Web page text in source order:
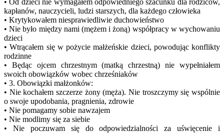
• Od dzieci nie wymagałem odpowiedniego szacunku dla rodziców,
kapłanów, nauczycieli, ludzi starszych, dla każdego człowieka
• Krytykowałem niesprawiedliwie duchowieństwo
• Nie było między nami (mężem i żoną) współpracy w wychowaniu
dzieci
• Wtrącałem się w pożycie małżeńskie dzieci, powodując konflikty
rodzinne
• Będąc ojcem chrzestnym (matką chrzestną) nie wypełniałem
swoich obowiązków wobec chrześniaków
• 3. Obowiązki małżonków:
• Nie kochałem szczerze żony (męża). Nie troszczymy się wspólnie
o swoje upodobania, pragnienia, zdrowie
• Nie pomagamy sobie nawzajem
• Nie modlimy się za siebie
• Nie poczuwam się do odpowiedzialności za uświęcenie i